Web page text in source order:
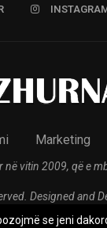
Marketing
në vitin 2009, që e
Designed and
se jeni